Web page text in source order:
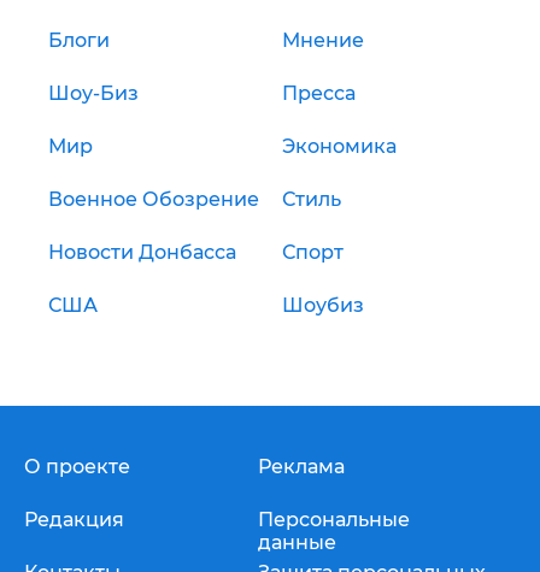
Блоги Мнение
Шоу-Биз Пресса
Мир Экономика
Военное Обозрение Стиль
Новости Донбасса Спорт
США Шоубиз
О проекте
Редакция
Реклама
Персональные
данные